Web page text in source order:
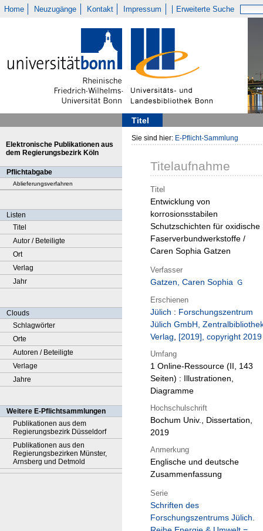
Home Neuzugänge Kontakt Impressum Erweiterte Suche
Titel
Elektronische Publikationen aus
dem Regierungsbezirk Köln
Pflichtabgabe
Ablieferungsverfahren
Listen
Titel
Autor / Beteiligte
Ort
Verlag
Jahr
Clouds
Schlagwörter
Orte
Autoren / Beteiligte
Verlage
Jahre
Weitere E-Pflichtsammlungen
Publikationen aus dem
Regierungsbezirk Düsseldorf
Publikationen aus den
Regierungsbezirken Münster,
Arnsberg und Detmold
Sie sind hier: E-Pflicht-Sammlung
Titelaufnahme
Titel
Entwicklung von
korrosionsstabilen
Schutzschichten für oxidische
Faserverbundwerkstoffe /
Caren Sophia Gatzen
Verfasser
Gatzen, Caren Sophia
Erschienen
Jülich : Forschungszentrum
Jülich GmbH,
Verlag, [2019], copyright 2019
Umfang
1 Online-Ressource (II, 143
Seiten) : Illustrationen,
Diagramme
Hochschulschrift
Bochum Univ., Dissertation,
2019
Anmerkung
Englische und deutsche
Zusammenfassung
Serie
Schriften des
Forschungszentrums Jülich.